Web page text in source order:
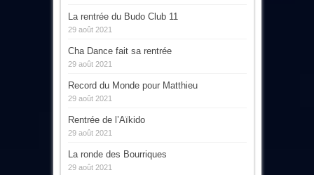
La rentrée du Budo Club 11
29 août 2021
Cha Dance fait sa rentrée
29 août 2021
Record du Monde pour Matthieu
29 août 2021
Rentrée de l’Aïkido
29 août 2021
La ronde des Bourriques
29 août 2021